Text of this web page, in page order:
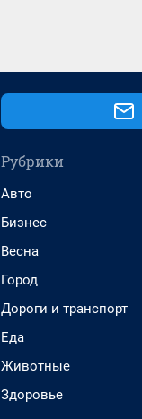
Рубрики
Авто
Бизнес
Весна
Город
Дороги и транспорт
Еда
Животные
Здоровье